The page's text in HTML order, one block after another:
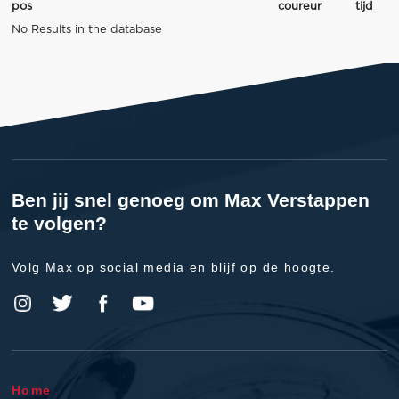
pos coureur
tijd
No Results in the database
Ben jij snel genoeg om Max Verstappen
te volgen?
Volg Max op social media en blijf op de hoogte.
Home